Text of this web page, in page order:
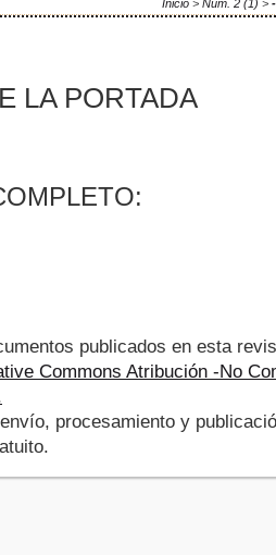
Inicio> Núm. 2 (1) > -
LA PORTADA
publicados en esta
Commons Atribución -No
procesamiento y